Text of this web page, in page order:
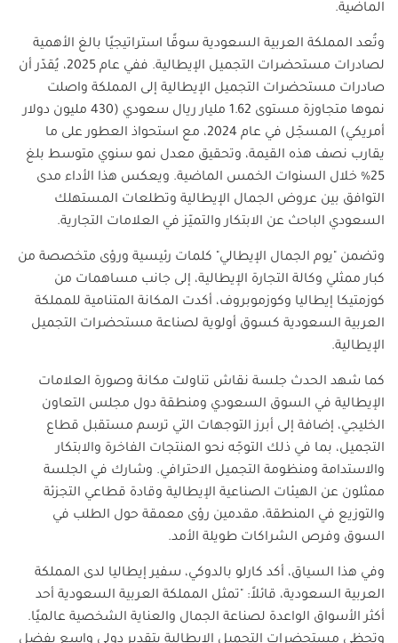
الماضية.
وتُعد المملكة العربية السعودية سوقًا استراتيجيًا بالغ الأهمية
لصادرات مستحضرات التجميل الإيطالية. ففي عام 2025، يُقدّر أن
صادرات مستحضرات التجميل الإيطالية إلى المملكة واصلت
نموها متجاوزة مستوى 1.62 مليار ريال سعودي (430 مليون دولار
أمريكي) المسجّل في عام 2024، مع استحواذ العطور على ما
يقارب نصف هذه القيمة، وتحقيق معدل نمو سنوي متوسط بلغ
25% خلال السنوات الخمس الماضية. ويعكس هذا الأداء مدى
التوافق بين عروض الجمال الإيطالية وتطلعات المستهلك
السعودي الباحث عن الابتكار والتميّز في العلامات التجارية.
وتضمن "يوم الجمال الإيطالي" كلمات رئيسية ورؤى متخصصة من
كبار ممثلي وكالة التجارة الإيطالية، إلى جانب مساهمات من
كوزمتيكا إيطاليا وكوزموبروف، أكدت المكانة المتنامية للمملكة
العربية السعودية كسوق أولوية لصناعة مستحضرات التجميل
الإيطالية.
كما شهد الحدث جلسة نقاش تناولت مكانة وصورة العلامات
الإيطالية في السوق السعودي ومنطقة دول مجلس التعاون
الخليجي، إضافة إلى أبرز التوجهات التي ترسم مستقبل قطاع
التجميل، بما في ذلك التوجّه نحو المنتجات الفاخرة والابتكار
والاستدامة ومنظومة التجميل الاحترافي. وشارك في الجلسة
ممثلون عن الهيئات الصناعية الإيطالية وقادة قطاعي التجزئة
والتوزيع في المنطقة، مقدمين رؤى معمقة حول الطلب في
السوق وفرص الشراكات طويلة الأمد.
وفي هذا السياق، أكد كارلو بالدوكي، سفير إيطاليا لدى المملكة
العربية السعودية، قائلاً: "تمثل المملكة العربية السعودية أحد
أكثر الأسواق الواعدة لصناعة الجمال والعناية الشخصية عالميًا.
وتحظى مستحضرات التجميل الإيطالية بتقدير دولي واسع بفضل